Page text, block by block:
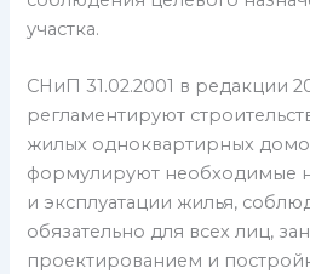
участка.
СНиП 31.02.2001 в редакции
регламентируют
жилых одноквартирных
формулируют необходимые
и эксплуатации жилья,
обязательно для всех лиц,
проектированием и